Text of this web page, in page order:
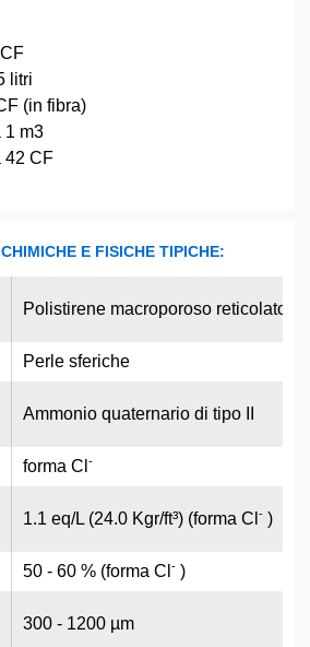
litri
(in fibra)
1 m3
42 CF
E FISICHE TIPICHE:
Polistirene macroporoso reticolato
Perle sferiche
Ammonio quaternario di tipo II
forma Cl -
1.1 eq/L (24.0 Kgr/ft³) (forma Cl - )
50 - 60 % (forma Cl - )
300 - 1200 µm